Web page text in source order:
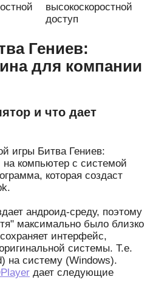
высокоскоростной
доступ
Гениев:
для компании
и что дает
игры Битва Гениев:
на компьютер с системой
которая создаст
андроид-среду, поэтому
максимально было близко
интерфейс,
системы. Т.е.
на систему (Windows).
дает следующие